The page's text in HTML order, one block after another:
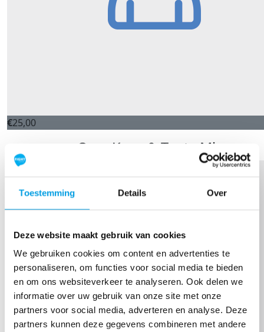
Toestemming Details Over
Deze website maakt gebruik van cookies
We gebruiken cookies om content en advertenties te
personaliseren, om functies voor social media te bieden
en om ons websiteverkeer te analyseren. Ook delen we
informatie over uw gebruik van onze site met onze
partners voor social media, adverteren en analyse. Deze
partners kunnen deze gegevens combineren met andere
€25,00
Ome Koos & Tante Miep